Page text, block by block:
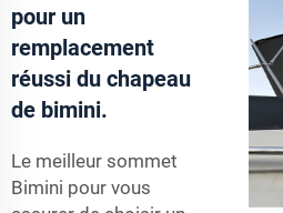
pour un
remplacement
réussi du chapeau
de bimini.
Le meilleur sommet
Bimini pour vous